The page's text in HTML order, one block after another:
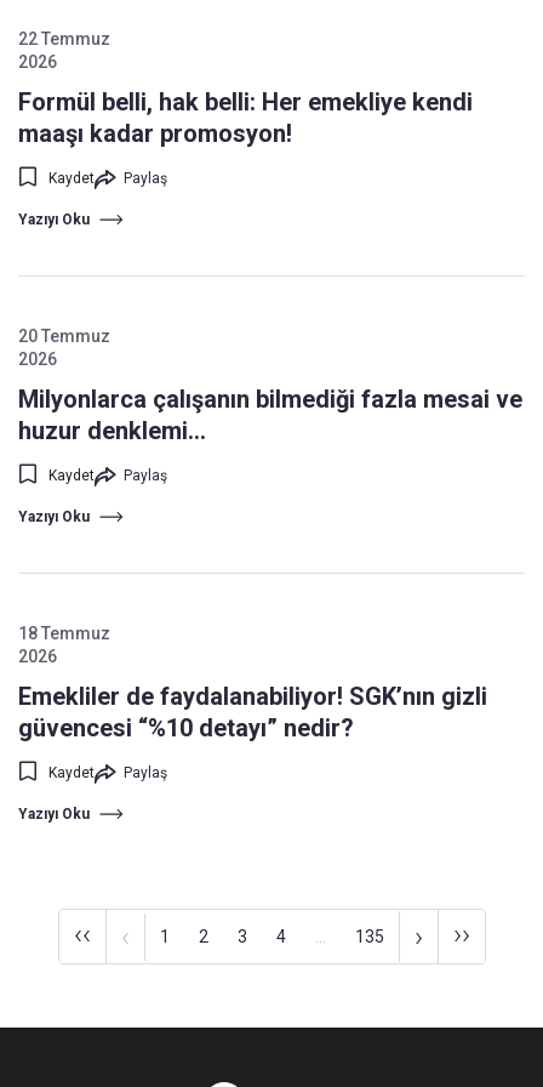
22 Temmuz
2026
Formül belli, hak belli: Her emekliye kendi
maaşı kadar promosyon!
Kaydet Paylaş
Yazıyı Oku
20 Temmuz
2026
Milyonlarca çalışanın bilmediği fazla mesai ve
huzur denklemi...
Kaydet Paylaş
Yazıyı Oku
18 Temmuz
2026
Emekliler de faydalanabiliyor! SGK’nın gizli
güvencesi “%10 detayı” nedir?
Kaydet Paylaş
Yazıyı Oku
‹‹ ‹ 1 2 3 4 135 › ››